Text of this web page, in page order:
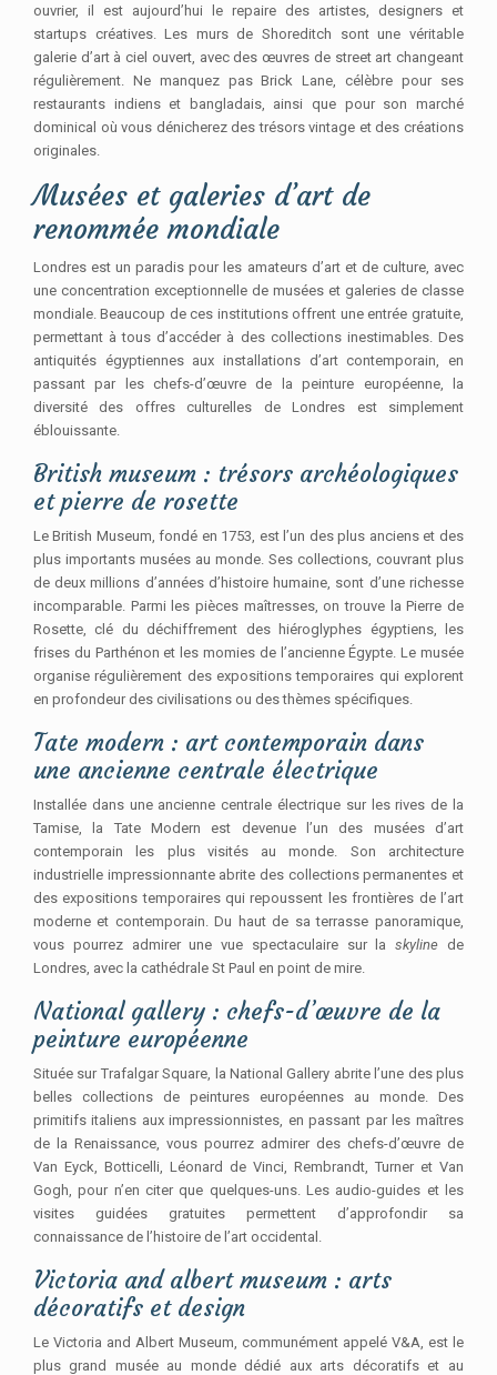
ouvrier, il est aujourd’hui le repaire des artistes, designers et
startups créatives. Les murs de Shoreditch sont une véritable
galerie d’art à ciel ouvert, avec des œuvres de street art changeant
régulièrement. Ne manquez pas Brick Lane, célèbre pour ses
restaurants indiens et bangladais, ainsi que pour son marché
dominical où vous dénicherez des trésors vintage et des créations
originales.
Musées et galeries d’art de
renommée mondiale
Londres est un paradis pour les amateurs d’art et de culture, avec
une concentration exceptionnelle de musées et galeries de classe
mondiale. Beaucoup de ces institutions offrent une entrée gratuite,
permettant à tous d’accéder à des collections inestimables. Des
antiquités égyptiennes aux installations d’art contemporain, en
passant par les chefs-d’œuvre de la peinture européenne, la
diversité des offres culturelles de Londres est simplement
éblouissante.
British museum : trésors archéologiques
et pierre de rosette
Le British Museum, fondé en 1753, est l’un des plus anciens et des
plus importants musées au monde. Ses collections, couvrant plus
de deux millions d’années d’histoire humaine, sont d’une richesse
incomparable. Parmi les pièces maîtresses, on trouve la Pierre de
Rosette, clé du déchiffrement des hiéroglyphes égyptiens, les
frises du Parthénon et les momies de l’ancienne Égypte. Le musée
organise régulièrement des expositions temporaires qui explorent
en profondeur des civilisations ou des thèmes spécifiques.
Tate modern : art contemporain dans
une ancienne centrale électrique
Installée dans une ancienne centrale électrique sur les rives de la
Tamise, la Tate Modern est devenue l’un des musées d’art
contemporain les plus visités au monde. Son architecture
industrielle impressionnante abrite des collections permanentes et
des expositions temporaires qui repoussent les frontières de l’art
moderne et contemporain. Du haut de sa terrasse panoramique,
vous pourrez admirer une vue spectaculaire sur laskyline de
Londres, avec la cathédrale St Paul en point de mire.
National gallery : chefs-d’œuvre de la
peinture européenne
Située sur Trafalgar Square, la National Gallery abrite l’une des plus
belles collections de peintures européennes au monde. Des
primitifs italiens aux impressionnistes, en passant par les maîtres
de la Renaissance, vous pourrez admirer des chefs-d’œuvre de
Van Eyck, Botticelli, Léonard de Vinci, Rembrandt, Turner et Van
Gogh, pour n’en citer que quelques-uns. Les audio-guides et les
visites guidées gratuites permettent d’approfondir sa
connaissance de l’histoire de l’art occidental.
Victoria and albert museum : arts
décoratifs et design
Le Victoria and Albert Museum, communément appelé V&A, est le
plus grand musée au monde dédié aux arts décoratifs et au